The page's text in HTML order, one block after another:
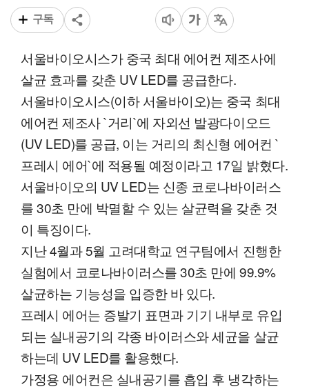
구독
서울바이오시스가 중국 최대 에어컨 제조사에
살균 효과를 갖춘 UV LED를 공급한다.
서울바이오시스(이하 서울바이오)는 중국 최대
에어컨 제조사 `거리`에 자외선 발광다이오드
(UV LED)를 공급, 이는 거리의 최신형 에어컨 `
프레시 에어`에 적용될 예정이라고 17일 밝혔다.
서울바이오의 UV LED는 신종 코로나바이러스
를 30초 만에 박멸할 수 있는 살균력을 갖춘 것
이 특징이다.
지난 4월과 5월 고려대학교 연구팀에서 진행한
실험에서 코로나바이러스를 30초 만에 99.9%
살균하는 기능성을 입증한 바 있다.
프레시 에어는 증발기 표면과 기기 내부로 유입
되는 실내공기의 각종 바이러스와 세균을 살균
하는데 UV LED를 활용했다.
가정용 에어컨은 실내공기를 흡입 후 냉각하는